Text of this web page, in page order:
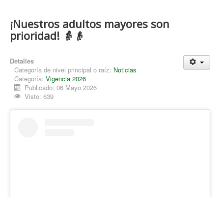
¡Nuestros adultos mayores son
prioridad! 👵👴
Detalles
Categoría de nivel principal o raíz: Noticias
Categoría: Vigencia 2026
Publicado: 06 Mayo 2026
Visto: 639